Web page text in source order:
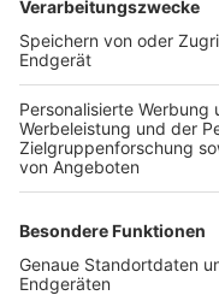
TOP-VEREINE
TOP-PARTNER